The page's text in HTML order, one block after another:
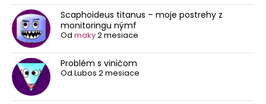
Scaphoideus titanus – moje postrehy z
monitoringu nýmf
Od maky2 mesiace
Problém s viničom
Od Lubos 2 mesiace